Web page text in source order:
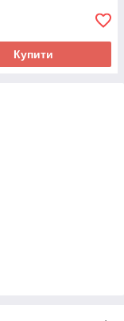
Купити